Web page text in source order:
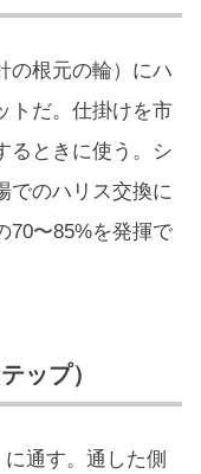
の根元の輪）にハ
トだ。仕掛けを市
るときに使う。シ
でのハリス交換に
70〜85%を発揮で
ップ）
通す。通した側